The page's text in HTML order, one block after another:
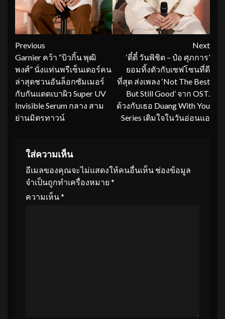
Continue
Reading
Previous
Garnier คว้า “บิวกิ้น พุฒิ
พงศ์” นั่งแท่นพรีเซ็นเตอร์คน
ล่าสุดชวนอันล็อกซัมเมอร์
กับกันแดดเบาผิว Super UV
Invisible Serum กลาง สาม
ย่านมิตรทาวน์
Next
‘ตี๋ตี๋ วันพิชิต – ป๋อ ศุภการ’
ยอมทิ้งตัวกับเซฟโซนที่ดี
ที่สุด ส่งเพลง ‘Not The Best
But Still Good’ จาก OST.
ด้วงกับเธอ Duang With You
Series เติมใจในวันอ่อนแอ
ใส่ความเห็น
อีเมลของคุณจะไม่แสดงให้คนอื่นเห็น ช่องข้อมูล
จำเป็นถูกทำเครื่องหมาย *
ความเห็น*